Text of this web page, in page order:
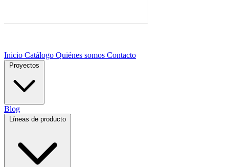
Inicio Catálogo Quiénes somos Contacto
Proyectos
Blog
Líneas de producto